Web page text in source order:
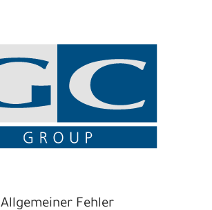
Allgemeiner Fehler